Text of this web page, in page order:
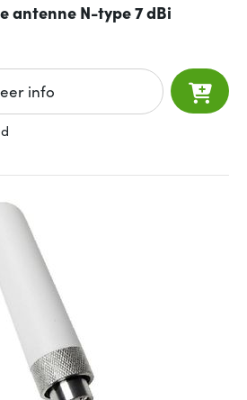
antenne N-type 7 dBi
info